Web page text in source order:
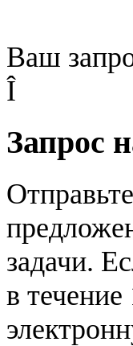
Ваш
Î
Запрос
задачи.
в